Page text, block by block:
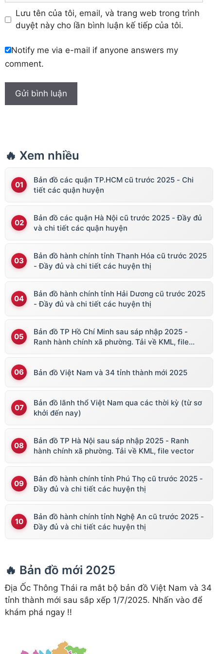
Lưu tên của tôi, email, và trang web trong trình
duyệt này cho lần bình luận kế tiếp của tôi.
Notify me via e-mail if anyone answers my
comment.
🔥 Xem nhiều
Bản đồ các quận TP.HCM cũ trước 2025 - Chi
tiết các quận huyện
Bản đồ các quận Hà Nội cũ trước 2025 - Đầy đủ
và chi tiết các quận huyện
Bản đồ hành chính tỉnh Thanh Hóa cũ trước 2025
- Đầy đủ và chi tiết các huyện thị
Bản đồ hành chính tỉnh Hải Dương cũ trước 2025
- Đầy đủ và chi tiết các huyện thị
Bản đồ TP Hồ Chí Minh sau sáp nhập 2025 -
Ranh hành chính xã phường. Tải về KML, file
Bản đồ Việt Nam và 34 tỉnh thành mới 2025
Bản đồ lãnh thổ Việt Nam qua các thời kỳ (từ sơ
khởi đến nay)
Bản đồ TP Hà Nội sau sáp nhập 2025 - Ranh
hành chính xã phường. Tải về KML, file vector
Bản đồ hành chính tỉnh Phú Thọ cũ trước 2025 -
Đầy đủ và chi tiết các huyện thị
Bản đồ hành chính tỉnh Nghệ An cũ trước 2025 -
Đầy đủ và chi tiết các huyện thị
🔥 Bản đồ mới 2025
Địa Ốc Thông Thái ra mắt bộ bản đồ Việt Nam và 34
tỉnh thành mới sau sắp xếp 1/7/2025. Nhấn vào để
khám phá ngay !!